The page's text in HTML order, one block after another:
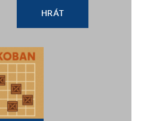
HRÁT